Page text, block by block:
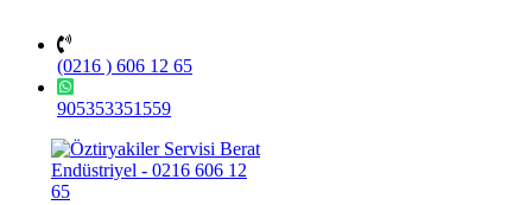
(0216 ) 606 12 65
905353351559